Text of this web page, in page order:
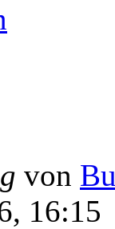
von
16:15